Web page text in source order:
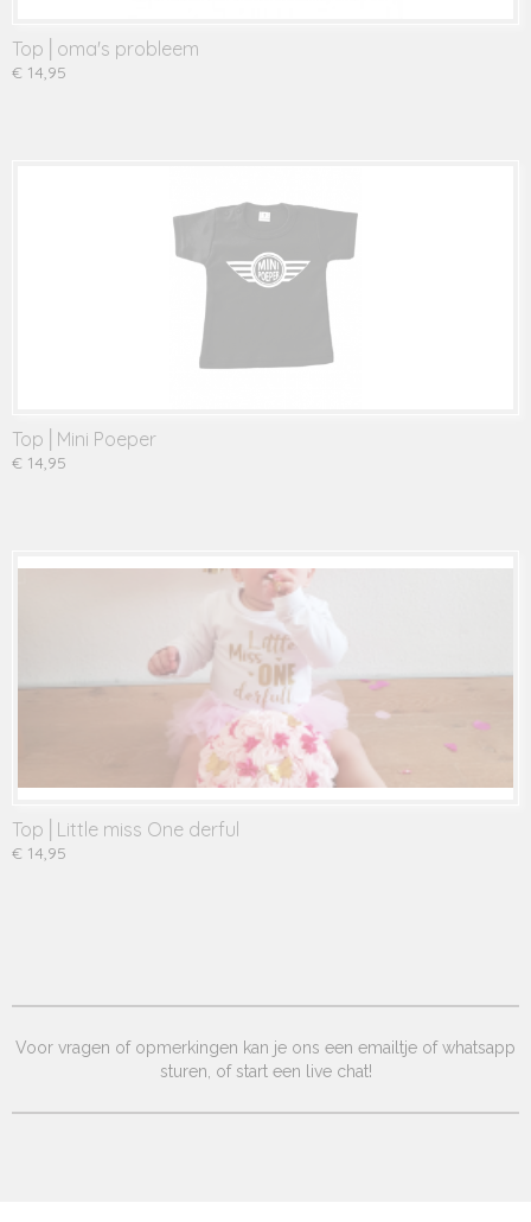
Top│oma's probleem
€ 14,95
Top│Mini Poeper
€ 14,95
Top│Little miss One derful
€ 14,95
Voor vragen of opmerkingen kan je ons een emailtje of whatsapp
sturen, of start een live chat!